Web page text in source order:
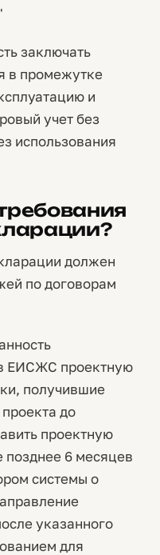
заключать
в промежутке
и
учет без
использования
должен
по договорам
ЕИСЖС проектную
получившие
до
проектную
6 месяцев
системы о
указанного
для